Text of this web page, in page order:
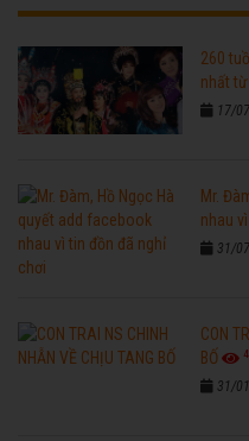
260
nhất
17/
Mr.
nhau
31/
CON
BỐ
31/